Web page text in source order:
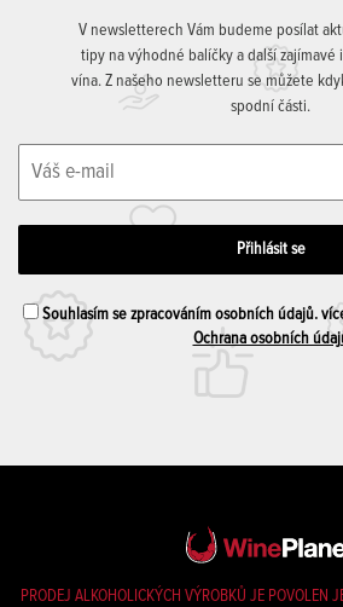
V newsletterech Vám budeme posílat
tipy na výhodné balíčky a další zajímavé
vína. Z našeho newsletteru se můžete
spodní části.
Souhlasím se zpracováním osobních údajů.
Ochrana osobních
PRODEJ ALKOHOLICKÝCH VÝROBKŮ JE POVOLEN